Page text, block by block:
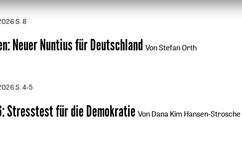
S. 8
Neuer Nuntius für Deutschland Von Stefan Orth
S. 4-5
:Stresstest für die Demokratie Von Dana Kim Hansen-Strosche